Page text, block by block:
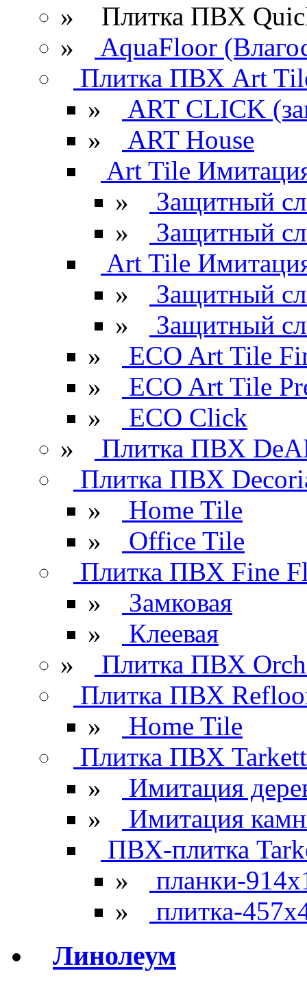
» Плитка ПВХ
»
AquaFloor
Плитка ПВХ Art
»
ART CLICK
»
ART House
Art Tile
»
Защитный
»
Защитный
Art Tile
»
Защитный
»
Защитный
»
ECO Art Tile
»
ECO Art Tile
»
ECO Click
»
Плитка ПВХ
Плитка ПВХ
»
Home Tile
»
Office Tile
Плитка ПВХ Fine
»
Замковая
»
Клеевая
»
Плитка ПВХ
Плитка ПВХ
»
Home Tile
Плитка ПВХ Tarkett
»
Имитация
»
Имитация
ПВХ-плитка
»
планки-
»
плитка-
Линолеум